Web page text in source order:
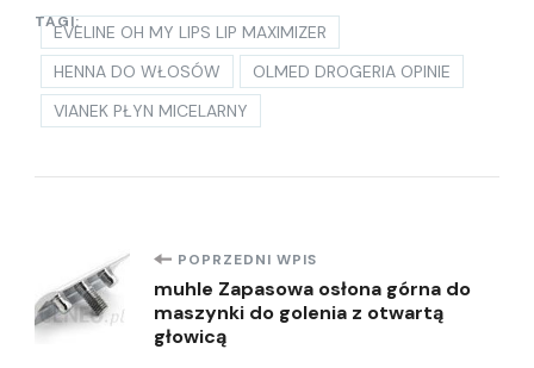
TAGI:
EVELINE OH MY LIPS LIP MAXIMIZER
HENNA DO WŁOSÓW
OLMED DROGERIA OPINIE
VIANEK PŁYN MICELARNY
Nawigacja
wpisu
POPRZEDNI WPIS
muhle Zapasowa osłona górna do
maszynki do golenia z otwartą
głowicą